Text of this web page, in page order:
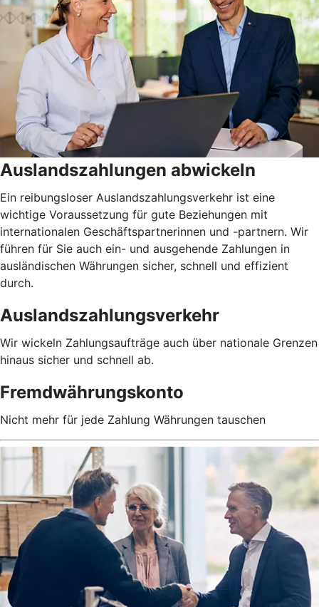
Auslandszahlungen abwickeln
Ein reibungsloser Auslandszahlungsverkehr ist eine
wichtige Voraussetzung für gute Beziehungen mit
internationalen Geschäftspartnerinnen und -partnern. Wir
führen für Sie auch ein- und ausgehende Zahlungen in
ausländischen Währungen sicher, schnell und effizient
durch.
Auslandszahlungsverkehr
Wir wickeln Zahlungsaufträge auch über nationale Grenzen
hinaus sicher und schnell ab.
Fremdwährungskonto
Nicht mehr für jede Zahlung Währungen tauschen